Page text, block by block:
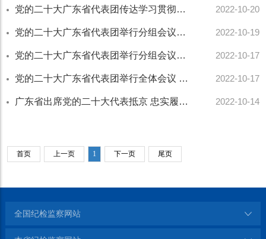
党的二十大广东省代表团传达学习贯彻习近平总书记在参加党的二十大广西代表团讨论时的重要讲... 2022-10-20
党的二十大广东省代表团举行分组会议讨论中央纪委工作报告和党章修正案 李希王伟中黄楚平王荣... 2022-10-19
党的二十大广东省代表团举行分组会议讨论习近平总书记代表第十九届中央委员会所作的报告 李希... 2022-10-17
党的二十大广东省代表团举行全体会议 推选李希为团长，王伟中、孟凡利为副团长 2022-10-17
广东省出席党的二十大代表抵京 忠实履行代表职责 广泛汇聚奋进力量 2022-10-14
首页 上一页 1 下一页 尾页
全国纪检监察网站